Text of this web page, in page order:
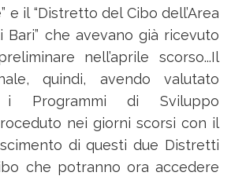
e il “Distretto del Cibo dell’Area
Bari” che avevano già ricevuto
nell’aprile scorso...Il
quindi, avendo valutato
i Programmi di Sviluppo
nei giorni scorsi con il
di questi due Distretti
che potranno ora accedere